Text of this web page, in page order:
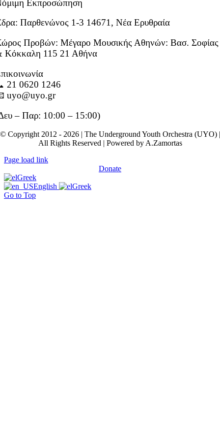
Εκπροσώπηση
Παρθενώνος 1-3 14671, Νέα Ερυθραία
Προβών: Μέγαρο Μουσικής Αθηνών: Βασ. Σοφίας
Κόκκαλη 115 21 Αθήνα
21 0620 1246
uyo@uyo.gr
– Παρ: 10:00 – 15:00)
© Copyright 2012 - 2026 | The Underground Youth Orchestra (UYO) |
All Rights Reserved | Powered by A.Zamortas
Page load link
Donate
Greek
English
Greek
Go to Top